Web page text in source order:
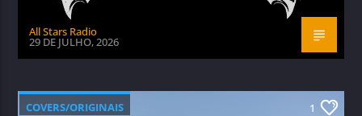
All Stars Radio
29 DE JULHO, 2026
COVERS/ORIGINAIS 1